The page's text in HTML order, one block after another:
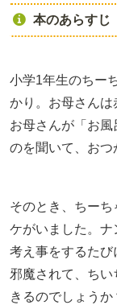
本のあらすじ
小学1年生のちー
かり。お母さんは
お母さんが「お
のを聞いて、おつ
そのとき、ちー
ケがいました。ナ
考え事をするたび
邪魔されて、ち
きるのでしょうか